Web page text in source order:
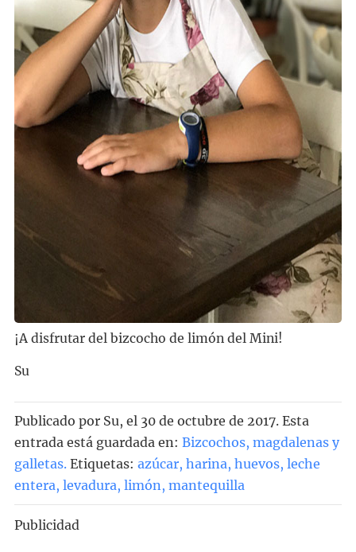
¡A disfrutar del bizcocho de limón del Mini!
Su
Publicado por Su, el 30 de octubre de 2017. Esta
entrada está guardada en: Bizcochos, magdalenas y
galletas. Etiquetas: azúcar, harina, huevos, leche
entera, levadura, limón , mantequilla
Publicidad